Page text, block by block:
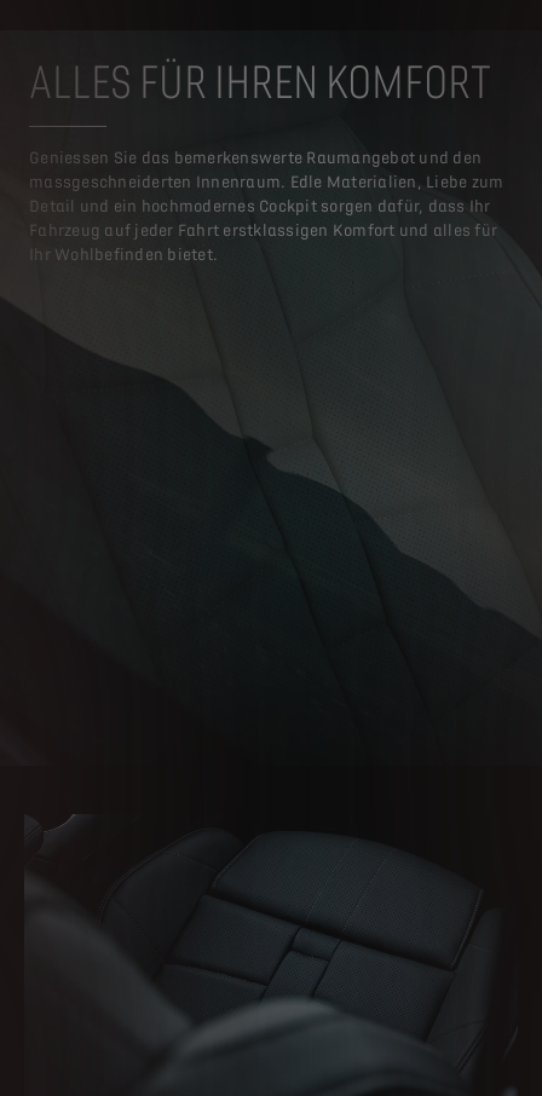
ALLES FÜR IHREN KOMFORT
Geniessen Sie das bemerkenswerte Raumangebot und den
massgeschneiderten Innenraum. Edle Materialien, Liebe zum
Detail und ein hochmodernes Cockpit sorgen dafür, dass Ihr
Fahrzeug auf jeder Fahrt erstklassigen Komfort und alles für
Ihr Wohlbefinden bietet.